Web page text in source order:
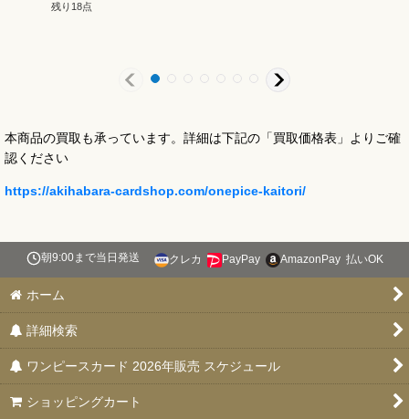
残り18点
本商品の買取も承っています。詳細は下記の「買取価格表」よりご確
認ください
https://akihabara-cardshop.com/onepice-kaitori/
朝9:00まで当日発送 クレカ PayPay AmazonPay 払いOK
ホーム
詳細検索
ワンピースカード 2026年販売 スケジュール
ショッピングカート